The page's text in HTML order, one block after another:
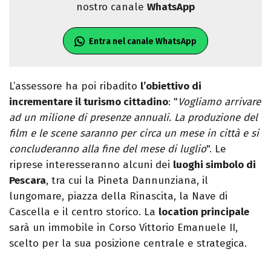
nostro canale WhatsApp
Entra nel canale WhatsApp
L’assessore ha poi ribadito l’obiettivo di
incrementare il turismo cittadino: "Vogliamo arrivare
ad un milione di presenze annuali. La produzione del
film e le scene saranno per circa un mese in città e si
concluderanno alla fine del mese di luglio". Le
riprese interesseranno alcuni dei luoghi simbolo di
Pescara, tra cui la Pineta Dannunziana, il
lungomare, piazza della Rinascita, la Nave di
Cascella e il centro storico. La location principale
sarà un immobile in Corso Vittorio Emanuele II,
scelto per la sua posizione centrale e strategica.